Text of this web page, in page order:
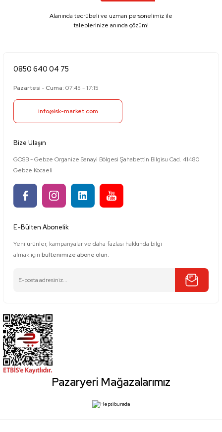
Alanında tecrübeli ve uzman personelimiz ile
taleplerinize anında çözüm!
0850 640 04 75
Pazartesi - Cuma: 07:45 - 17:15
info@isk-market.com
Bize Ulaşın
GOSB - Gebze Organize Sanayi Bölgesi Şahabettin Bilgisu Cad. 41480
Gebze Kocaeli
E-Bülten Abonelik
Yeni ürünler, kampanyalar ve daha fazlası hakkında bilgi
almak için bültenimize abone olun.
Pazaryeri Mağazalarımız